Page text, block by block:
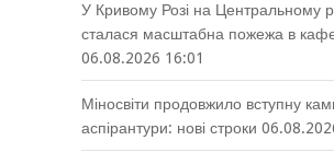
У Кривому Розі на Центральному
сталася масштабна пожежа в
06.08.2026 16:01
Міносвіти продовжило вступну
аспірантури: нові строки